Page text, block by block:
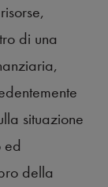
di una
situazione
ed
della